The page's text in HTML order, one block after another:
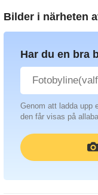
Bilder i närheten
Har du en bra
Genom att ladda upp
den får visas på